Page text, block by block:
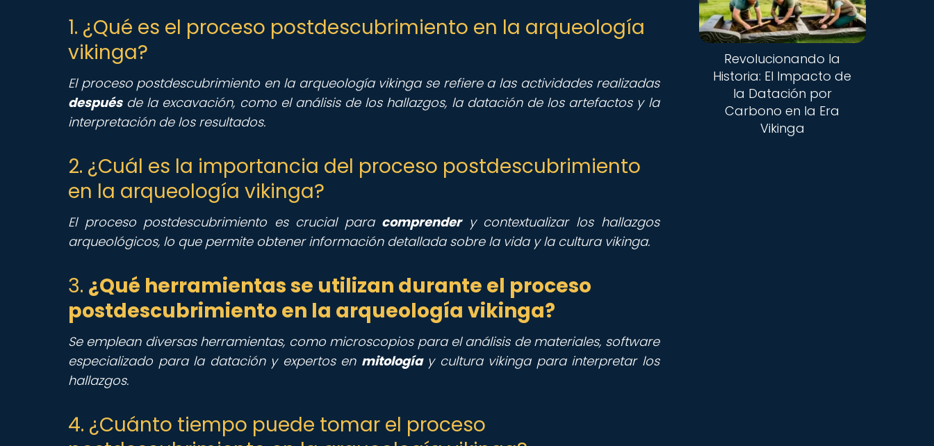
1. ¿Qué es el proceso postdescubrimiento en la arqueología
vikinga?
El proceso postdescubrimiento en la arqueología vikinga se refiere a las actividades realizadas
despuésde la excavación, como el análisis de los hallazgos, la datación de los artefactos y la
interpretación de los resultados.
2. ¿Cuál es la importancia del proceso postdescubrimiento
en la arqueología vikinga?
El proceso postdescubrimiento es crucial para comprendery contextualizar los hallazgos
arqueológicos, lo que permite obtener información detallada sobre la vida y la cultura vikinga.
3. ¿Qué herramientas se utilizan durante el proceso
postdescubrimiento en la arqueología vikinga?
Se emplean diversas herramientas, como microscopios para el análisis de materiales, software
especializado para la datación y expertos en mitologíay cultura vikinga para interpretar los
hallazgos.
4. ¿Cuánto tiempo puede tomar el proceso
Revolucionando la
Historia: El Impacto de
la Datación por
Carbono en la Era
Vikinga